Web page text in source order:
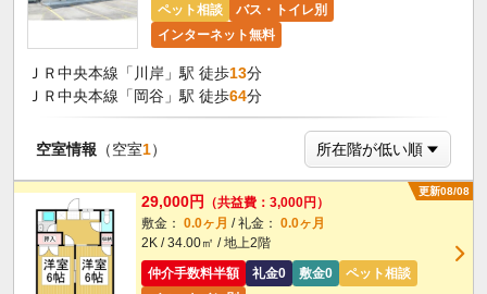
ペット相談
バス・トイレ別
インターネット無料
ＪＲ中央本線「川岸」駅 徒歩13分
ＪＲ中央本線「岡谷」駅 徒歩64分
空室情報 （空室1）
更新08/08
29,000円
（共益費：3,000円）
敷金： 0.0ヶ月 / 礼金： 0.0ヶ月
2K / 34.00㎡ / 地上2階
仲介手数料半額
礼金0 敷金0
ペット相談